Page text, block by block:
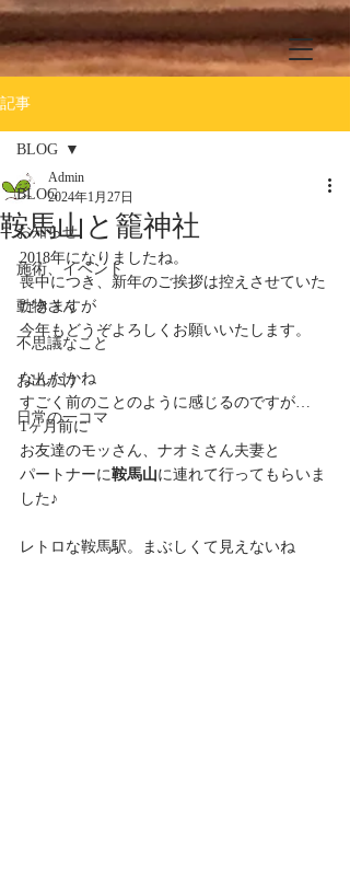
記事
BLOG
お知らせ
施術、イベント
動物さん
不思議なこと
お出かけ
日常の一コマ
BLOG
鞍馬山と籠神社
Admin
2024年1月27日
2018年になりましたね。
喪中につき、新年のご挨拶は控えさせていた
だきますが
今年もどうぞよろしくお願いいたします。
なんだかね
すごく前のことのように感じるのですが…
1ヶ月前に
お友達のモッさん、ナオミさん夫妻と
パートナーに鞍馬山に連れて行ってもらいま
した♪
レトロな鞍馬駅。まぶしくて見えないね